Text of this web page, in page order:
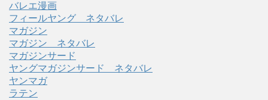
バレエ漫画
フィールヤング ネタバレ
マガジン
マガジン ネタバレ
マガジンサード
ヤングマガジンサード ネタバレ
ヤンマガ
ラテン